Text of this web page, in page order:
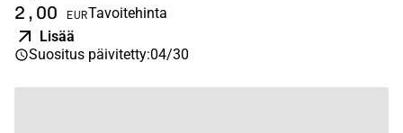
2,00 EURTavoitehinta
Lisää
Suositus päivitetty:04/30